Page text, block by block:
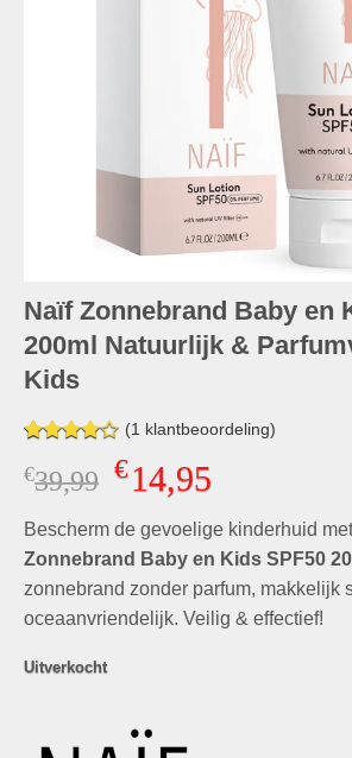
Naïf Zonnebrand Baby en
200ml Natuurlijk &
Kids
Gewaardeerd
4.00op
opklant
waardering
(1 klantbeoordeling)
€39,99 Oorspronkelijke
was:
€39,99.
€14,95Huidige
is:
€14,95.
Bescherm de gevoelige kinderhuid
Zonnebrand Baby en Kids SPF50
zonnebrand zonder parfum, makkelijk
oceaanvriendelijk. Veilig & effectief!
Uitverkocht